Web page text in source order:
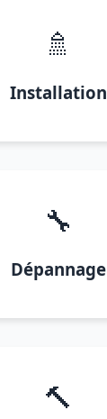
🚿
Installation
🔧
Dépannage
🔨